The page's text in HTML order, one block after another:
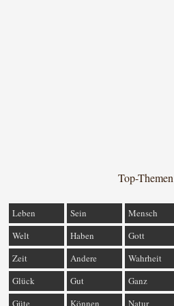
Top-Themen
Leben Sein Mensch
Welt
Haben Gott
Zeit
Andere Wahrheit
Glück
Gut Ganz
Güte
Können Natur